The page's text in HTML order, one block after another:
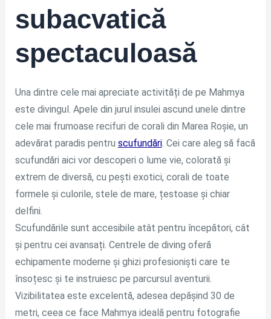
subacvatică
spectaculoasă
Una dintre cele mai apreciate activități de pe Mahmya
este divingul. Apele din jurul insulei ascund unele dintre
cele mai frumoase recifuri de corali din Marea Roșie, un
adevărat paradis pentru scufundări. Cei care aleg să facă
scufundări aici vor descoperi o lume vie, colorată și
extrem de diversă, cu pești exotici, corali de toate
formele și culorile, stele de mare, țestoase și chiar
delfini.
Scufundările sunt accesibile atât pentru începători, cât
și pentru cei avansați. Centrele de diving oferă
echipamente moderne și ghizi profesioniști care te
însoțesc și te instruiesc pe parcursul aventurii.
Vizibilitatea este excelentă, adesea depășind 30 de
metri, ceea ce face Mahmya ideală pentru fotografie